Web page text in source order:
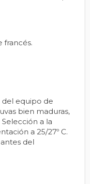
francés.
del equipo de
bien maduras,
a la
a 25/27º C.
del